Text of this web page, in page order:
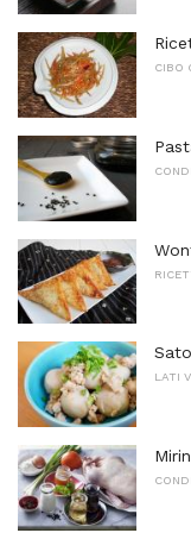
CIBO
LATI